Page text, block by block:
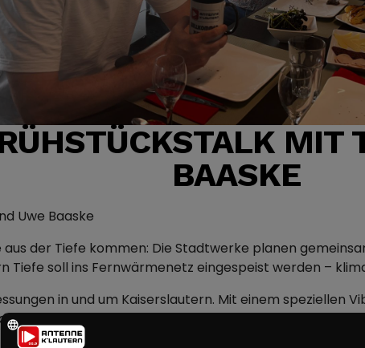
MIT
BAASKE
Uwe Baaske
der Tiefe kommen: Die Stadtwerke planen
Tiefe soll ins Fernwärmenetz eingespeist werden –
in und um Kaiserslautern. Mit einem speziellen
technisch genau passiert, welche
und Tilo Hafner (IPS).